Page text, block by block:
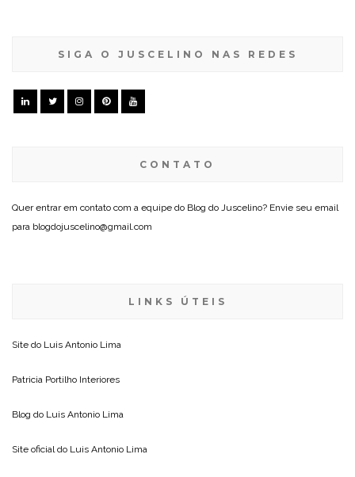
SIGA O JUSCELINO NAS REDES
CONTATO
Quer entrar em contato com a equipe do Blog do Juscelino? Envie seu email
para blogdojuscelino@gmail.com
LINKS ÚTEIS
Site do Luis Antonio Lima
Patricia Portilho Interiores
Blog do Luis Antonio Lima
Site oficial do Luis Antonio Lima